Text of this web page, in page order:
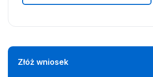
Złóż wniosek